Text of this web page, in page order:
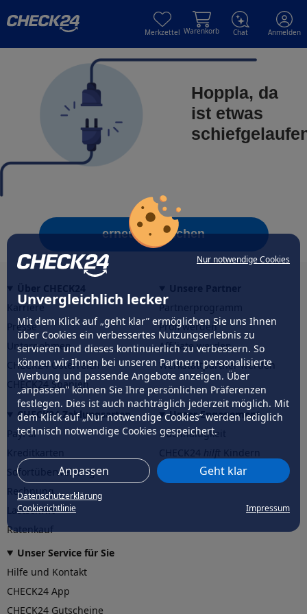
Nur notwendige Cookies
Unvergleichlich lecker
Mit dem Klick auf „geht klar” ermöglichen Sie uns Ihnen
über Cookies ein verbessertes Nutzungserlebnis zu
servieren und dieses kontinuierlich zu verbessern. So
können wir Ihnen bei unseren Partnern personalisierte
Werbung und passende Angebote anzeigen. Über
„anpassen” können Sie Ihre persönlichen Präferenzen
festlegen. Dies ist auch nachträglich jederzeit möglich. Mit
dem Klick auf „Nur notwendige Cookies” werden lediglich
technisch notwendige Cookies gespeichert.
Anpassen Geht klar
Datenschutzerklärung
Cookierichtlinie
Impressum
Merkzettel Warenkorb Chat Anmelden
Hoppla, da
ist etwas
erneut versuchen
Karriere
Presse
Unternehmen
CHECK24 Österreich
CHECK24 Spanien
Partnerprogramm
Profi werden
Affiliate werden
Werkstattpartner werden
CHECK24 Zahlungsarten
PayPal
Sofortüberweisung
Rechnung
Lastschrift
Ratenkauf
Unser Engagement
Nachhaltigkeit
CHECK24hilftder Natur
Unser Service für Sie
Hilfe und Kontakt
CHECK24 App
CHECK24 Gutscheine